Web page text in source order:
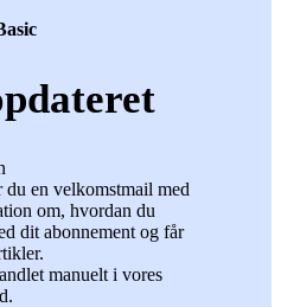
du en velkomstmail med
om, hvordan du
dit abonnement og får
manuelt i vores